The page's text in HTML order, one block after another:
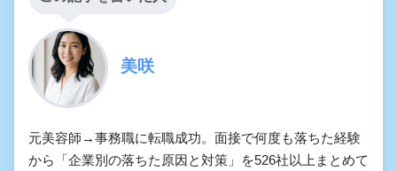
美咲
元美容師→事務職に転職成功。面接で何度も落ちた経験
から「企業別の落ちた原因と対策」を526社以上まとめて